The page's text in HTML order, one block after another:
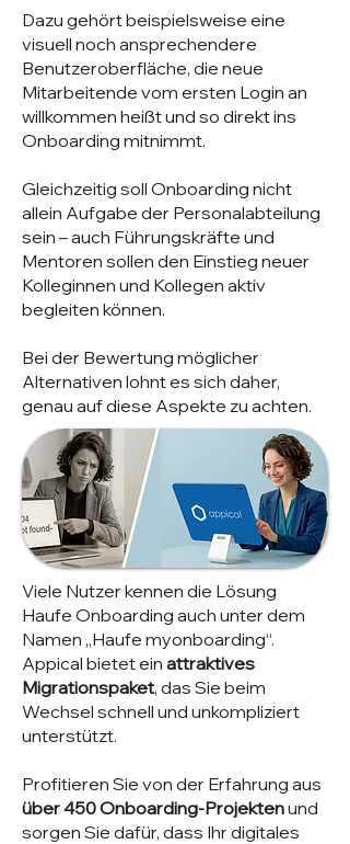
Dazu gehört beispielsweise eine
visuell noch ansprechendere
Benutzeroberfläche, die neue
Mitarbeitende vom ersten Login an
willkommen heißt und so direkt ins
Onboarding mitnimmt.
Gleichzeitig soll Onboarding nicht
allein Aufgabe der Personalabteilung
sein – auch Führungskräfte und
Mentoren sollen den Einstieg neuer
Kolleginnen und Kollegen aktiv
begleiten können.
Bei der Bewertung möglicher
Alternativen lohnt es sich daher,
genau auf diese Aspekte zu achten.
Viele Nutzer kennen die Lösung
Haufe Onboarding auch unter dem
Namen „Haufe myonboarding“.
Appical bietet ein attraktives
Migrationspaket, das Sie beim
Wechsel schnell und unkompliziert
unterstützt.
Profitieren Sie von der Erfahrung aus
über 450 Onboarding-Projektenund
sorgen Sie dafür, dass Ihr digitales